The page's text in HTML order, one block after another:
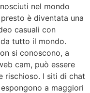
nel mondo
è diventata una
casuali con
tutto il mondo.
si conoscono, a
cam, può essere
rischioso. I siti di chat
a maggiori